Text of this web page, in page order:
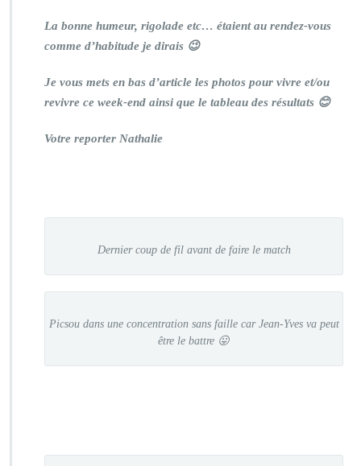
La bonne humeur, rigolade etc… étaient au rendez-vous
comme d’habitude je dirais 😉
Je vous mets en bas d’article les photos pour vivre et/ou
revivre ce week-end ainsi que le tableau des résultats 😊
Votre reporter Nathalie
Dernier coup de fil avant de faire le match
Picsou dans une concentration sans faille car Jean-Yves va peut
être le battre 😛